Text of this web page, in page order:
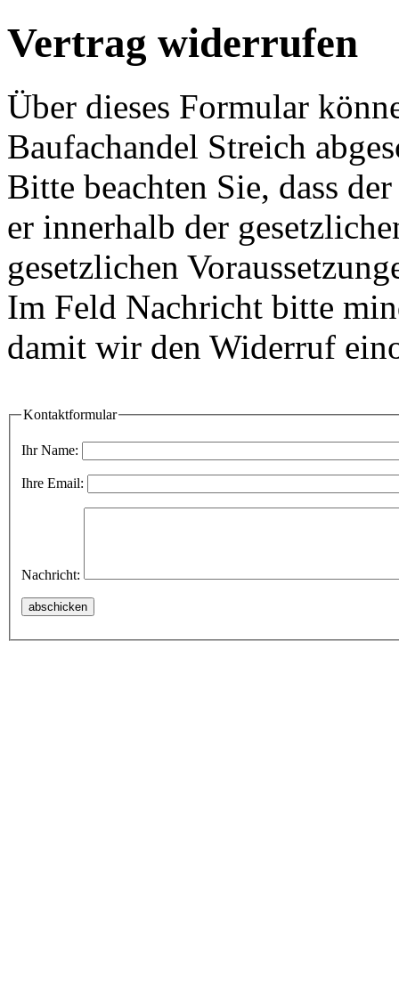
Vertrag widerrufen
Über dieses Formular
Baufachandel Streich
Bitte beachten Sie, dass
er innerhalb der
gesetzlichen
Im Feld Nachricht bitte
damit wir den Widerruf
Kontaktformular
Ihr Name:
Ihre Email:
Nachricht: